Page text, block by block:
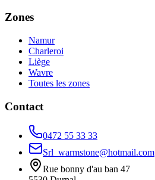
Zones
Namur
Charleroi
Liège
Wavre
Toutes les zones
Contact
0472 55 33 33
Srl_warmstone@hotmail.com
Rue bonny d'au ban 47